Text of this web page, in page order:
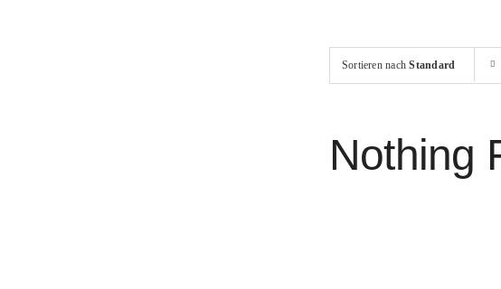
Sortieren nachStandard
Nothing